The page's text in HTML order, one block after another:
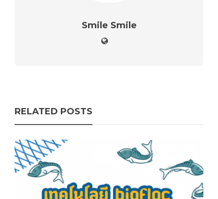
Smile Smile
RELATED POSTS